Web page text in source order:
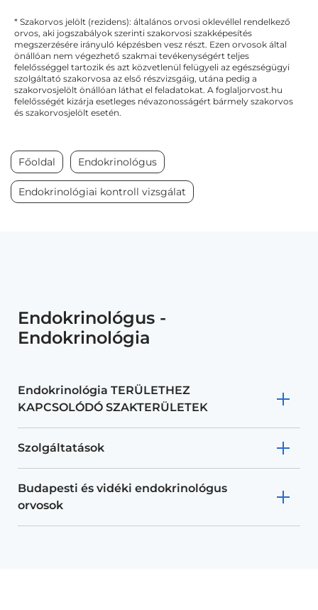
* Szakorvos jelölt (rezidens): általános orvosi oklevéllel rendelkező
orvos, aki jogszabályok szerinti szakorvosi szakképesítés
megszerzésére irányuló képzésben vesz részt. Ezen orvosok által
önállóan nem végezhető szakmai tevékenységért teljes
felelősséggel tartozik és azt közvetlenül felügyeli az egészségügyi
szolgáltató szakorvosa az első részvizsgáig, utána pedig a
szakorvosjelölt önállóan láthat el feladatokat. A foglaljorvost.hu
felelősségét kizárja esetleges névazonosságért bármely szakorvos
és szakorvosjelölt esetén.
Főoldal Endokrinológus
Endokrinológiai kontroll vizsgálat
Endokrinológus -
Endokrinológia
Endokrinológia TERÜLETHEZ
KAPCSOLÓDÓ SZAKTERÜLETEK
Szolgáltatások
Budapesti és vidéki endokrinológus
orvosok